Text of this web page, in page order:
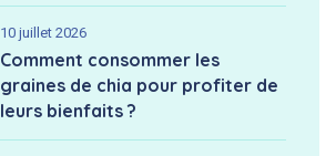
10 juillet 2026
Comment consommer les
graines de chia pour profiter de
leurs bienfaits ?